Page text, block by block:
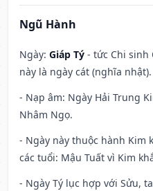
Ngũ Hành
Ngày: Giáp Tý - tức Chi sinh
này là ngày cát (nghĩa nhật).
- Nạp âm: Ngày Hải Trung
Nhâm Ngọ.
- Ngày này thuộc hành Kim
các tuổi: Mậu Tuất vì Kim
- Ngày Tý lục hợp với Sửu,